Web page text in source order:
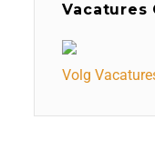
Vacatures
Volg